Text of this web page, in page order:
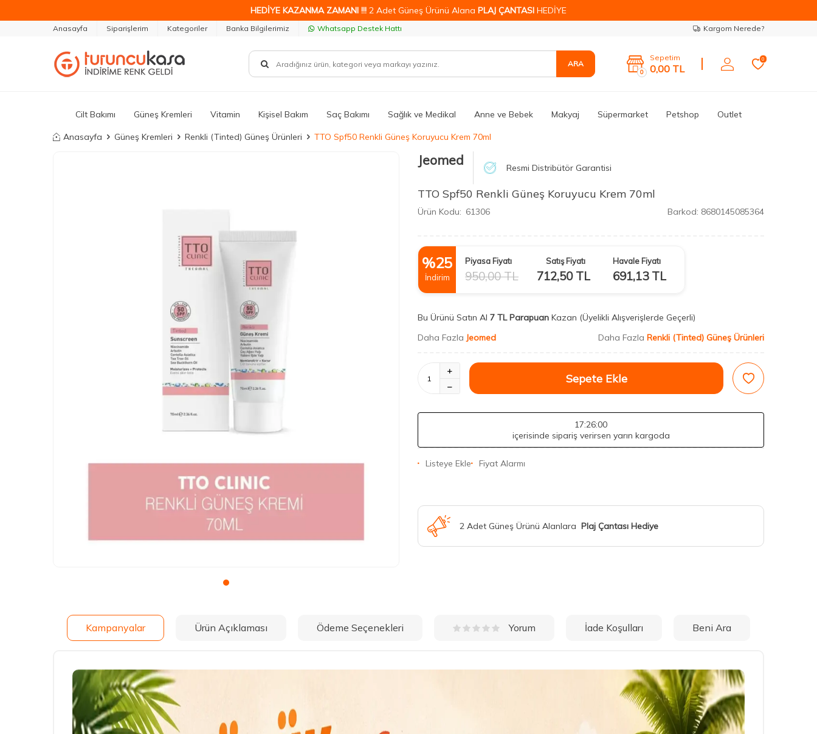
HEDİYE KAZANMA ZAMANI !!! 2 Adet Güneş Ürünü Alana PLAJ ÇANTASI HEDİYE
Anasayfa Siparişlerim Kategoriler Banka Bilgilerimiz Whatsapp Destek Hattı Kargom Nerede?
ARA
0
Sepetim
0,00 TL
0
Cilt Bakımı Güneş Kremleri Vitamin Kişisel Bakım Saç Bakımı Sağlık ve Medikal Anne ve Bebek Makyaj Süpermarket Petshop Outlet
Anasayfa Güneş Kremleri Renkli (Tinted) Güneş Ürünleri TTO Spf50 Renkli Güneş Koruyucu Krem 70ml
Jeomed Resmi Distribütör Garantisi
TTO Spf50 Renkli Güneş Koruyucu Krem 70ml
Ürün Kodu: 61306 Barkod: 8680145085364
%25
İndirim
Piyasa Fiyatı
950,00TL
Satış Fiyatı
712,50TL
Havale Fiyatı
691,13TL
Bu Ürünü Satın Al 7 TL Parapuan Kazan (Üyelikli Alışverişlerde Geçerli)
Daha Fazla Jeomed Daha Fazla Renkli (Tinted) Güneş Ürünleri
Sepete Ekle
17:25:58
içerisinde sipariş verirsen yarın kargoda
Listeye Ekle Fiyat Alarmı
2 Adet Güneş Ürünü Alanlara Plaj Çantası Hediye
Kampanyalar Ürün Açıklaması Ödeme Seçenekleri Yorum İade Koşulları Beni Ara